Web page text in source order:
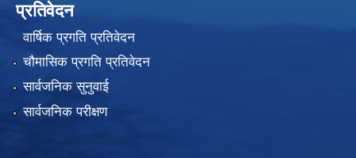
प्रतिवेदन
वार्षिक प्रगति प्रतिवेदन
चौमासिक प्रगति प्रतिवेदन
सार्वजनिक सुनुवाई
सार्वजनिक परीक्षण